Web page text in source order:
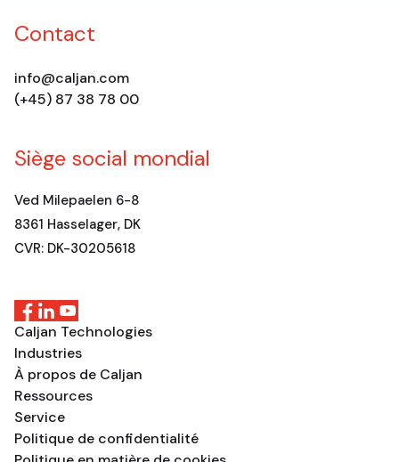
Contact
info@caljan.com
(+45) 87 38 78 00
Siège social mondial
Ved Milepaelen 6-8
8361 Hasselager, DK
CVR: DK-30205618
Caljan Technologies
Industries
À propos de Caljan
Ressources
Service
Politique de confidentialité